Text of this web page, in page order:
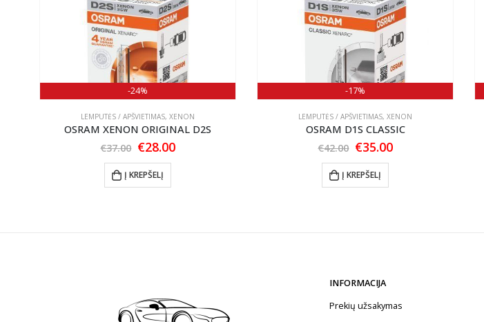
-24%
LEMPUTĖS / APŠVIETIMAS, XENON
OSRAM XENON ORIGINAL D2S
€37.00 Original
price
was:
€37.00.
€28.00Current
Į KREPŠELĮ
-17%
LEMPUTĖS / APŠVIETIMAS, XENON
OSRAM D1S CLASSIC
€42.00 Original
price
was:
€42.00.
€35.00Current
Į KREPŠELĮ
INFORMACIJA
Prekių užsakymas